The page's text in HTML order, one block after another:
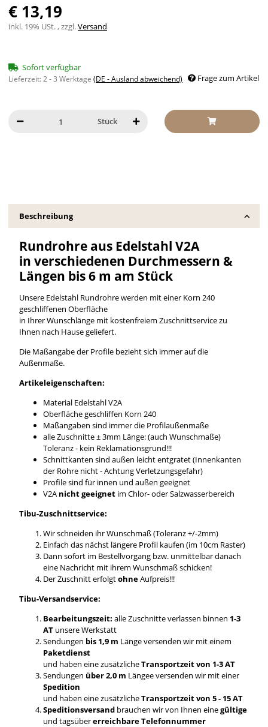
€ 13,19
inkl. 19% USt. , zzgl.Versand
Sofort verfügbar
Lieferzeit:2 - 3 Werktage (DE - Ausland abweichend) Frage zum Artikel
Stück
Beschreibung
Rundrohre aus Edelstahl V2A
in verschiedenen Durchmessern &
Längen bis 6 m am Stück
Unsere Edelstahl Rundrohre werden mit einer Korn 240
geschliffenen Oberfläche
in Ihrer Wunschlänge mit kostenfreiem Zuschnittservice zu
Ihnen nach Hause geliefert.
Die Maßangabe der Profile bezieht sich immer auf die
Außenmaße.
Artikeleigenschaften:
Material Edelstahl V2A
Oberfläche geschliffen Korn 240
Maßangaben sind immer die Profilaußenmaße
alle Zuschnitte ± 3mm Länge: (auch Wunschmaße)
Toleranz - kein Reklamationsgrund!!!
Schnittkanten sind außen leicht entgratet (Innenkanten
der Rohre nicht - Achtung Verletzungsgefahr)
Profile sind für innen und außen geeignet
V2A nicht geeignet im Chlor- oder Salzwasserbereich
Tibu-Zuschnittservice:
Wir schneiden ihr Wunschmaß (Toleranz +/-2mm)
Einfach das nächst längere Profil kaufen (im 10cm Raster)
Dann sofort im Bestellvorgang bzw. unmittelbar danach
eine Nachricht mit ihrem Wunschmaß schicken!
Der Zuschnitt erfolgtohneAufpreis!!!
Tibu-Versandservice:
Bearbeitungszeit: alle Zuschnitte verlassen binnen 1-3
AT unsere Werkstatt
Sendungen bis 1,9 m Länge versenden wir mit einem
Paketdienst
und haben eine zusätzlicheTransportzeit von 1-3 AT
Sendungen über 2,0 m Längee versenden wir mit einer
Spedition
und haben eine zusätzlicheTransportzeit von 5 - 15 AT
Speditionsversandbrauchen wir von Ihnen einegültige
und tagsübererreichbare Telefonnummer